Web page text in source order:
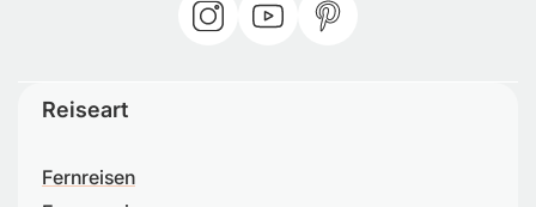
Reiseart
Fernreisen